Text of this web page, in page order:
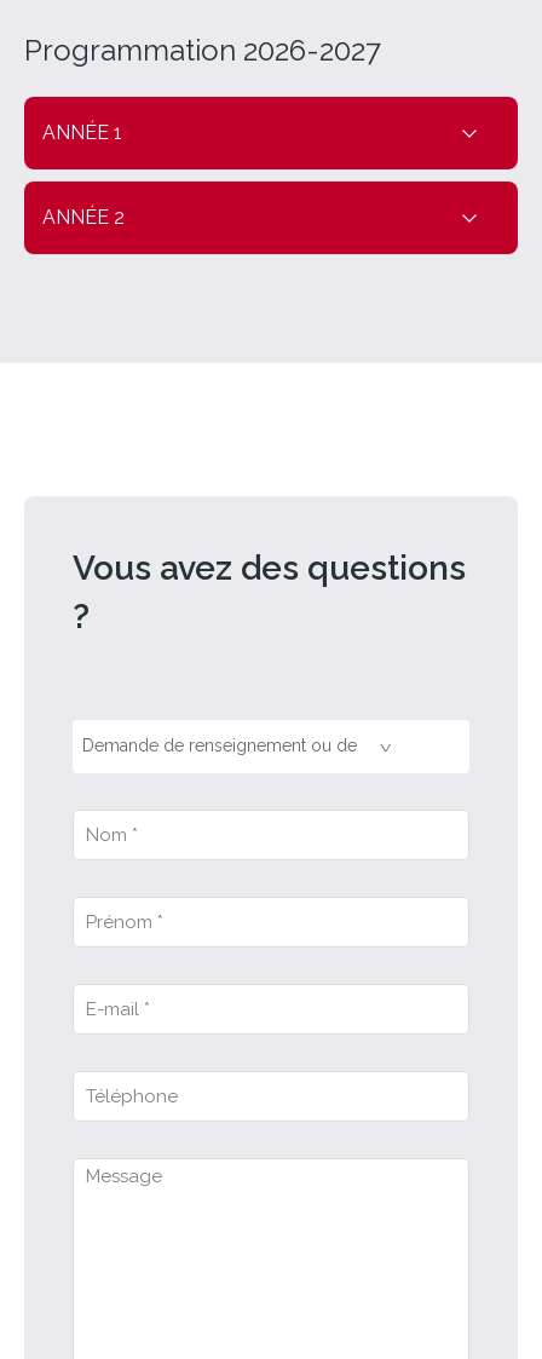
Programmation 2026-2027
ANNÉE 1
ANNÉE 2
Vous avez des questions
?
Demande de renseignement ou de